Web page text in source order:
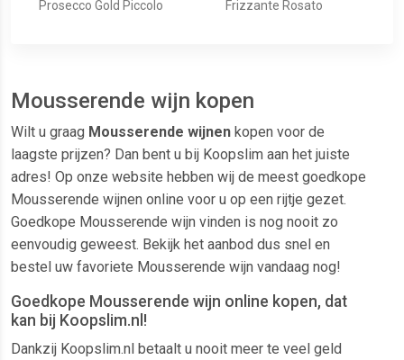
Prosecco Gold Piccolo
Frizzante Rosato
Mousserende wijn kopen
Wilt u graag Mousserende wijnen kopen voor de
laagste prijzen? Dan bent u bij Koopslim aan het juiste
adres! Op onze website hebben wij de meest goedkope
Mousserende wijnen online voor u op een rijtje gezet.
Goedkope Mousserende wijn vinden is nog nooit zo
eenvoudig geweest. Bekijk het aanbod dus snel en
bestel uw favoriete Mousserende wijn vandaag nog!
Goedkope Mousserende wijn online kopen, dat
kan bij Koopslim.nl!
Dankzij Koopslim.nl betaalt u nooit meer te veel geld